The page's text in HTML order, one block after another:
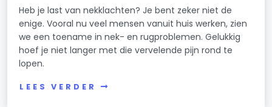
Heb je last van nekklachten? Je bent zeker niet de
enige. Vooral nu veel mensen vanuit huis werken, zien
we een toename in nek- en rugproblemen. Gelukkig
hoef je niet langer met die vervelende pijn rond te
lopen.
LEES VERDER